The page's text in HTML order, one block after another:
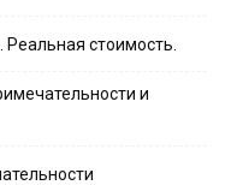
стоимость.
и